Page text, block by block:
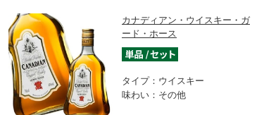
カナディアン・ウイスキー・ガ
ード・ホース
タイプ：ウイスキー
味わい：その他